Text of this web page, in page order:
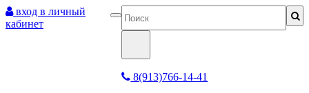
вход в личный
кабинет
8(913)766-14-41